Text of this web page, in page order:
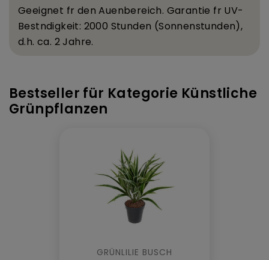
Geeignet fr den Auenbereich. Garantie fr UV-
Bestndigkeit: 2000 Stunden (Sonnenstunden),
d.h. ca. 2 Jahre.
Bestseller für Kategorie Künstliche
Grünpflanzen
GRÜNLILIE BUSCH